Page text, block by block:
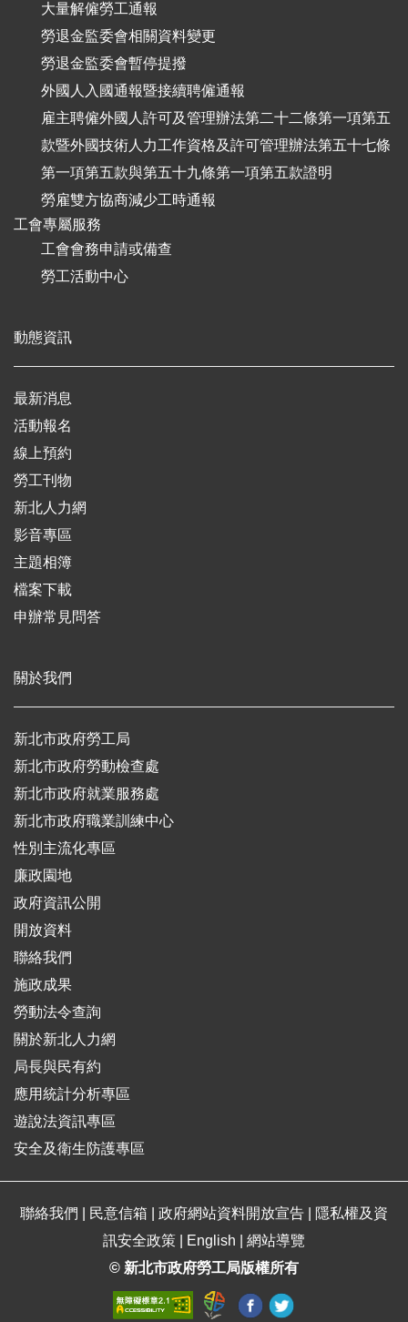
大量解僱勞工通報
勞退金監委會相關資料變更
勞退金監委會暫停提撥
外國人入國通報暨接續聘僱通報
雇主聘僱外國人許可及管理辦法第二十二條第一項第五
款暨外國技術人力工作資格及許可管理辦法第五十七條
第一項第五款與第五十九條第一項第五款證明
勞雇雙方協商減少工時通報
工會專屬服務
工會會務申請或備查
勞工活動中心
動態資訊
最新消息
活動報名
線上預約
勞工刊物
新北人力網
影音專區
主題相簿
檔案下載
申辦常見問答
關於我們
新北市政府勞工局
新北市政府勞動檢查處
新北市政府就業服務處
新北市政府職業訓練中心
性別主流化專區
廉政園地
政府資訊公開
開放資料
聯絡我們
施政成果
勞動法令查詢
關於新北人力網
局長與民有約
應用統計分析專區
遊說法資訊專區
安全及衛生防護專區
聯絡我們 民意信箱 政府網站資料開放宣告
隱私權及資
訊安全政策
English
網站導覽
© 新北市政府勞工局版權所有